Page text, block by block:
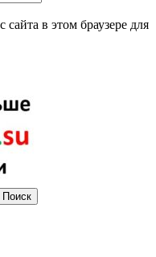
в этом браузере для